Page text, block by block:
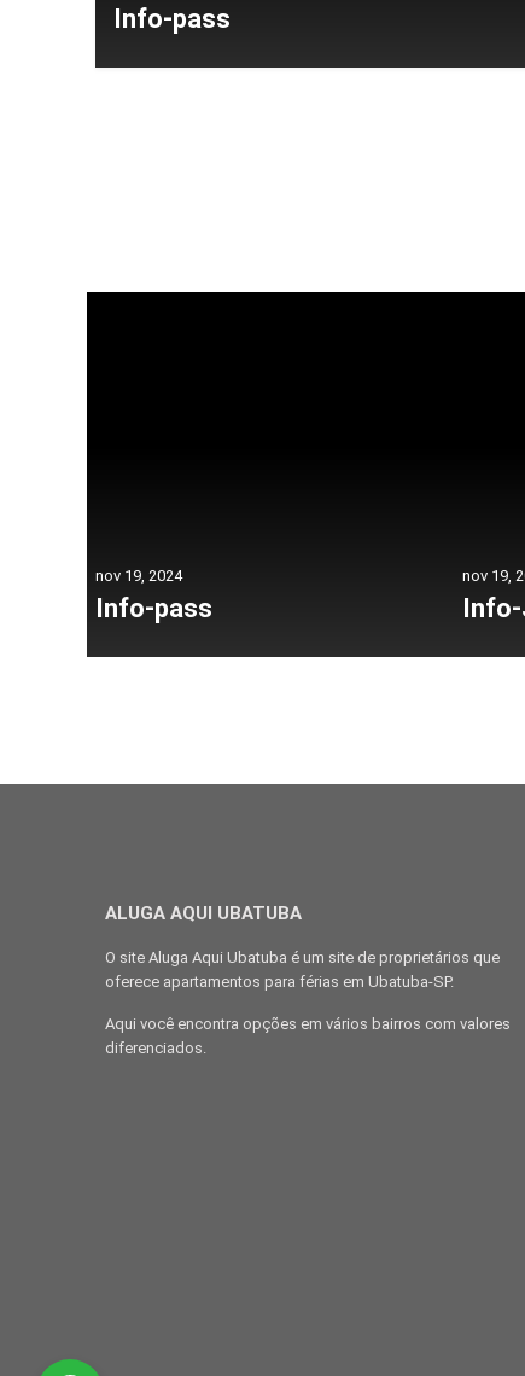
Info-pass
nov 19, 2024
Info-pass
nov 19,
Info-
ALUGA AQUI UBATUBA
O site Aluga Aqui Ubatuba é um site de proprietários que
oferece apartamentos para férias em Ubatuba-SP.
Aqui você encontra opções em vários bairros com valores
diferenciados.